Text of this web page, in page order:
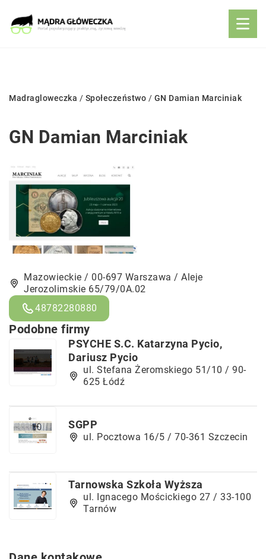
Madragloweczka / Społeczeństwo / GN Damian Marciniak
GN Damian Marciniak
Mazowieckie / 00-697 Warszawa / Aleje
Jerozolimskie 65/79/0A.02
48782280880
Podobne firmy
PSYCHE S.C. Katarzyna Pycio,
Dariusz Pycio
ul. Stefana Żeromskiego 51/10 / 90-
625 Łódź
SGPP
ul. Pocztowa 16/5 / 70-361 Szczecin
Tarnowska Szkoła Wyższa
ul. Ignacego Mościckiego 27 / 33-100
Tarnów